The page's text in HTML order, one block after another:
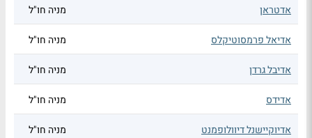
אדטראן מניה חו"ל
אדיאל פרמסוטיקלס מניה חו"ל
אדיבל גרדן מניה חו"ל
אדידס מניה חו"ל
אדיוקיישנל דיוולופמנט מניה חו"ל